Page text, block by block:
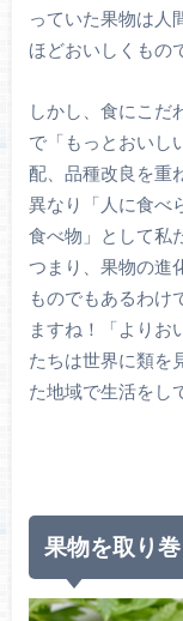
っていた果物は人
ほどおいしくもの
しかし、食にこだ
で「もっとおいし
配、品種改良を重
異なり「人に食べ
食べ物」として私
つまり、果物の進
ものでもあるわけ
ますね！「よりお
たちは世界に類を
た地域で生活をし
果物を取り